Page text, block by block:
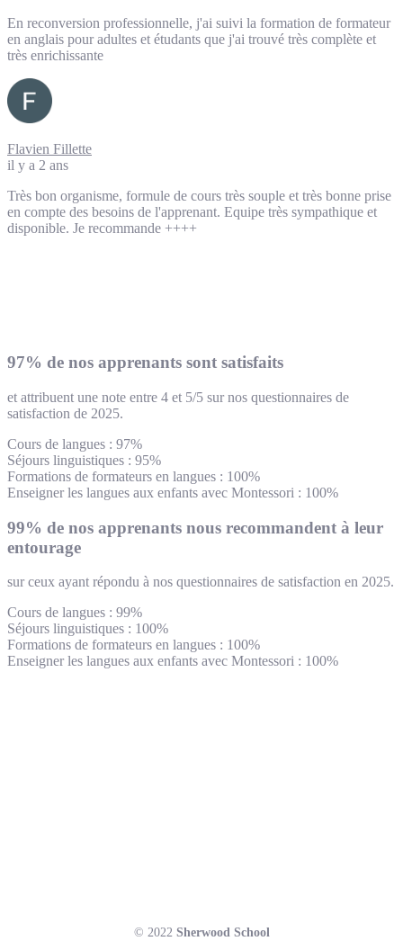
En reconversion professionnelle, j'ai suivi la formation de formateur
en anglais pour adultes et étudants que j'ai trouvé très complète et
très enrichissante
Flavien Fillette
il y a 2 ans
Très bon organisme, formule de cours très souple et très bonne prise
en compte des besoins de l'apprenant. Equipe très sympathique et
disponible. Je recommande ++++
97% de nos apprenants sont satisfaits
et attribuent une note entre 4 et 5/5 sur nos questionnaires de
satisfaction de 2025.
Cours de langues : 97%
Séjours linguistiques : 95%
Formations de formateurs en langues : 100%
Enseigner les langues aux enfants avec Montessori : 100%
99% de nos apprenants nous recommandent à leur
entourage
sur ceux ayant répondu à nos questionnaires de satisfaction en 2025.
Cours de langues : 99%
Séjours linguistiques : 100%
Formations de formateurs en langues : 100%
Enseigner les langues aux enfants avec Montessori : 100%
© 2022 Sherwood School